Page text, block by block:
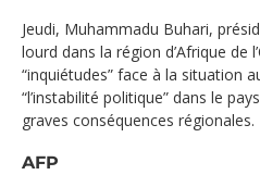
Jeudi, Muhammadu Buhari,
lourd dans la région d’Afrique de
“inquiétudes” face à la situation
“l’instabilité politique” dans le
graves conséquences régionales.
AFP